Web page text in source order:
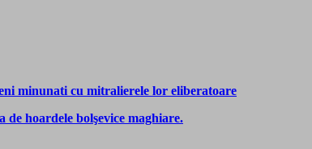
minunati cu mitralierele lor eliberatoare
hoardele bolşevice maghiare.